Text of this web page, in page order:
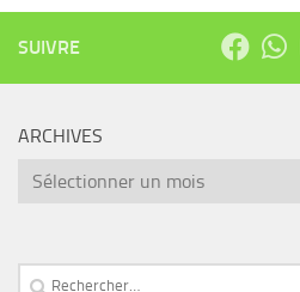
SUIVRE
ARCHIVES
Archives
Rechercher :